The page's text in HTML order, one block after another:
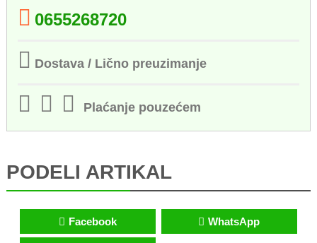
0655268720
Dostava / Lično preuzimanje
Plaćanje pouzećem
PODELI ARTIKAL
Facebook WhatsApp